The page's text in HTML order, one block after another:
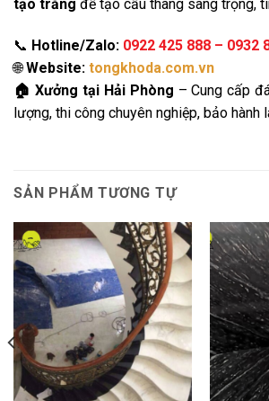
tạo trắng để tạo cầu thang sang trọng,
📞 Hotline/Zalo: 0922 425 888 – 0932
🌐Website: tongkhoda.com.vn
🏠 Xưởng tại Hải Phòng – Cung cấp
lượng, thi công chuyên nghiệp, bảo hành
SẢN PHẨM TƯƠNG TỰ